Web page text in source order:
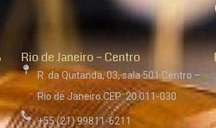
Rio de Janeiro – Centro
R. da Quitanda, 03, sala 501 Centro –
Rio de Janeiro CEP: 20.011-030
+55 (21) 99811-6211